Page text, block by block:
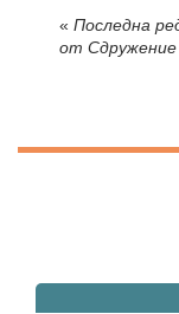
« Последна
от